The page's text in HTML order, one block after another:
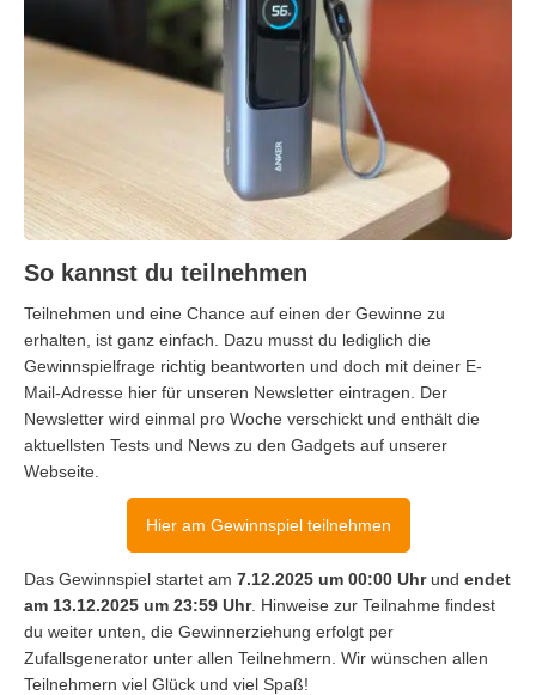
So kannst du teilnehmen
Teilnehmen und eine Chance auf einen der Gewinne zu
erhalten, ist ganz einfach. Dazu musst du lediglich die
Gewinnspielfrage richtig beantworten und doch mit deiner E-
Mail-Adresse hier für unseren Newsletter eintragen. Der
Newsletter wird einmal pro Woche verschickt und enthält die
aktuellsten Tests und News zu den Gadgets auf unserer
Webseite.
Hier am Gewinnspiel teilnehmen
Das Gewinnspiel startet am 7.12.2025 um 00:00 Uhrund endet
am 13.12.2025 um 23:59 Uhr. Hinweise zur Teilnahme findest
du weiter unten, die Gewinnerziehung erfolgt per
Zufallsgenerator unter allen Teilnehmern. Wir wünschen allen
Teilnehmern viel Glück und viel Spaß!